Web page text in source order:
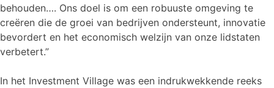
behouden…. Ons doel is om een robuuste omgeving te
creëren die de groei van bedrijven ondersteunt, innovatie
bevordert en het economisch welzijn van onze lidstaten
verbetert.”
In het Investment Village was een indrukwekkende reeks